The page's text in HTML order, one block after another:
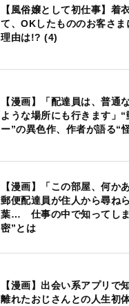
【風俗嬢として初仕事】着
て、OKしたもののお客さま
理由は!? (4)
【漫画】「配達員は、普通
ような場所にも行きます」
ー”の異色作、作者が語る“
【漫画】「この部屋、何か
郵便配達員が住人から尋ね
葉… 仕事の中で知ってし
密”とは
【漫画】出会い系アプリで
離れたおじさんとの人生初